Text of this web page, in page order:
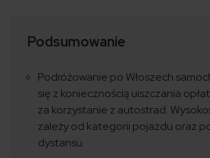
Podsumowanie
Podróżowanie po Włoszech
się z koniecznością uiszczania
za korzystanie z autostrad.
zależy od kategorii pojazdu oraz
dystansu.